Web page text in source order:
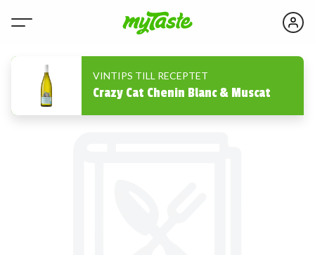
VINTIPS TILL RECEPTET
Crazy Cat Chenin Blanc & Muscat